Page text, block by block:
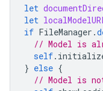
let
let
if FileManager .
// Model is
self.
} else {
// Model is